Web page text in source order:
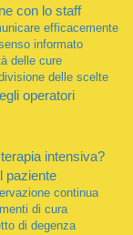
con lo staff
efficacemente
informato
delle cure
delle scelte
operatori
intensiva?
paziente
continua
di cura
di degenza